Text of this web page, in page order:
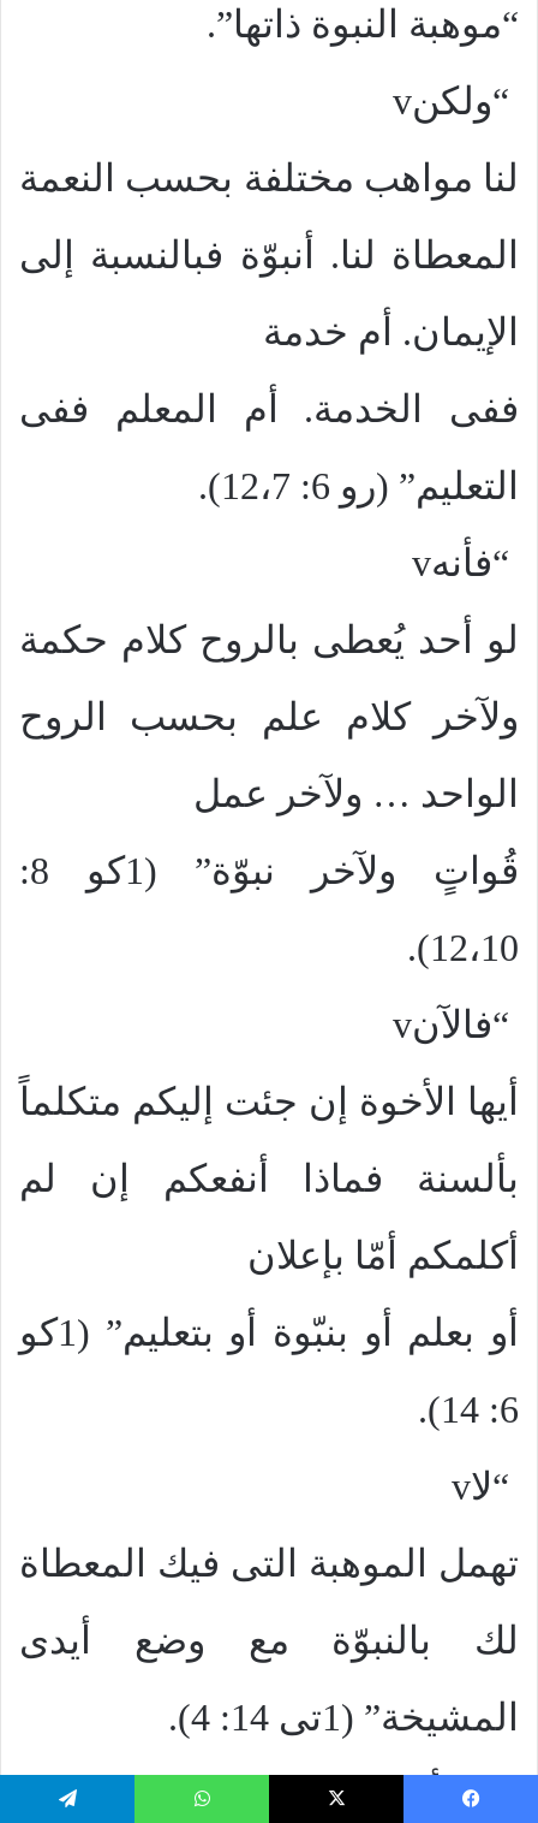
“موهبة النبوة ذاتها”.
v“ولكن
لنا مواهب مختلفة بحسب النعمة
المعطاة لنا. أنبوّة فبالنسبة إلى
الإيمان. أم خدمة
ففى الخدمة. أم المعلم ففى
التعليم” (رو 6: 12،7).
v“فأنه
لو أحد يُعطى بالروح كلام حكمة
ولآخر كلام علم بحسب الروح
الواحد … ولآخر عمل
قُواتٍ ولآخر نبوّة” (1كو 8:
12،10).
v“فالآن
أيها الأخوة إن جئت إليكم متكلماً
بألسنة فماذا أنفعكم إن لم
أكلمكم أمّا بإعلان
أو بعلم أو بنبّوة أو بتعليم” (1كو
6: 14
).
v“لا
تهمل الموهبة التى فيك المعطاة
لك بالنبوّة مع وضع أيدى
المشيخة” (1تى 14: 4).
v“وسأعطى